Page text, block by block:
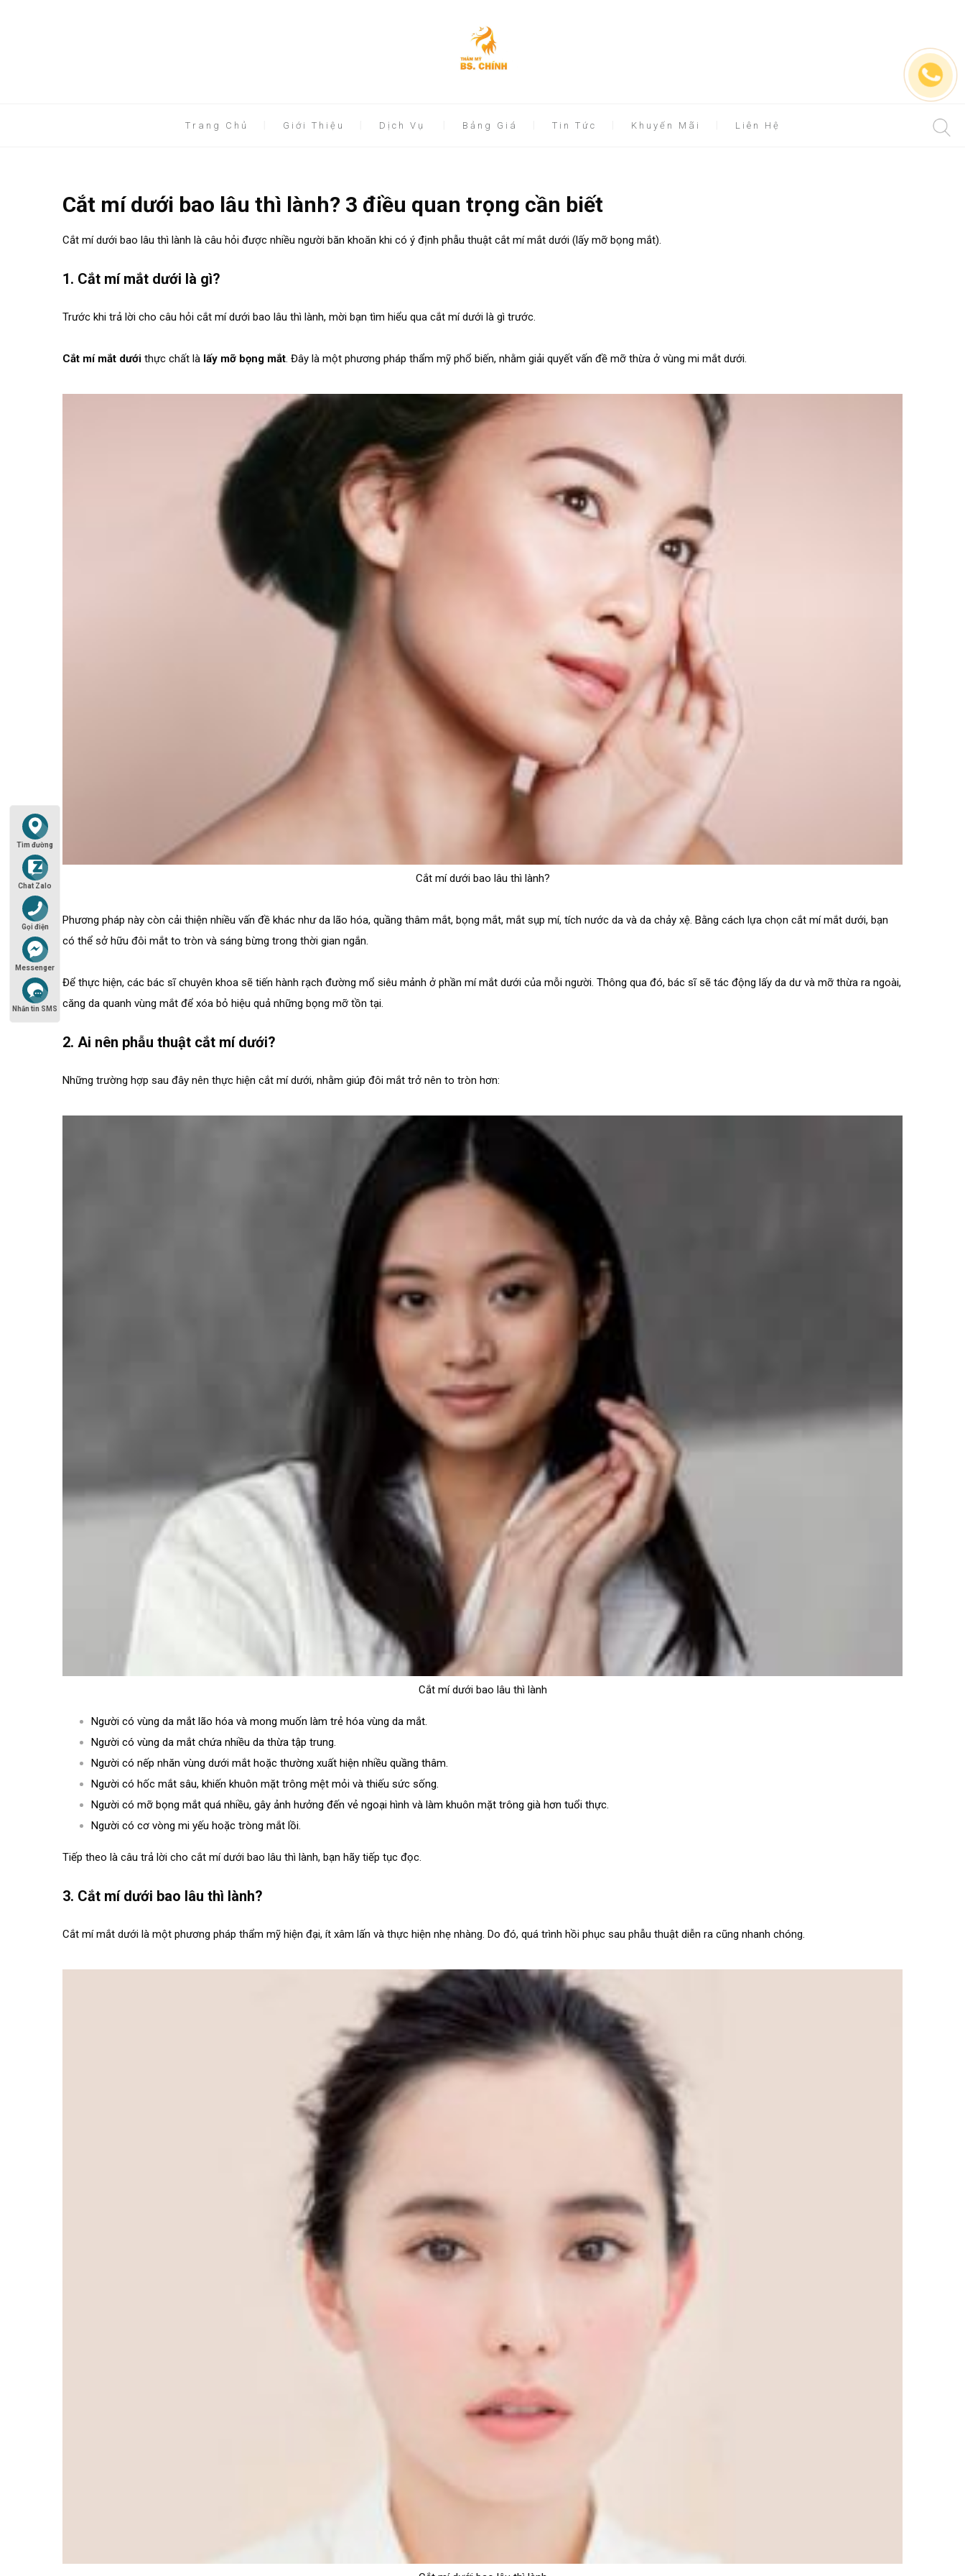
Trang Chủ Giới Thiệu Dịch Vụ Bảng Giá Tin Tức Khuyến Mãi Liên Hệ
Cắt mí dưới bao lâu thì lành? 3 điều quan trọng cần biết
Cắt mí dưới bao lâu thì lành là câu hỏi được nhiều người băn khoăn khi có ý định phẫu thuật cắt mí mắt dưới (lấy mỡ bọng mắt).
1. Cắt mí mắt dưới là gì?
Trước khi trả lời cho câu hỏi cắt mí dưới bao lâu thì lành, mời bạn tìm hiểu qua cắt mí dưới là gì trước.
Cắt mí mắt dưới thực chất là lấy mỡ bọng mắt . Đây là một phương pháp thẩm mỹ phổ biến, nhằm giải quyết vấn đề mỡ thừa ở vùng mi mắt dưới.
Cắt mí dưới bao lâu thì lành?
Phương pháp này còn cải thiện nhiều vấn đề khác như da lão hóa, quầng thâm mắt, bọng mắt, mắt sụp mí, tích nước da và da chảy xệ. Bằng cách lựa chọn cắt mí mắt dưới, bạn
có thể sở hữu đôi mắt to tròn và sáng bừng trong thời gian ngắn.
Để thực hiện, các bác sĩ chuyên khoa sẽ tiến hành rạch đường mổ siêu mảnh ở phần mí mắt dưới của mỗi người. Thông qua đó, bác sĩ sẽ tác động lấy da dư và mỡ thừa ra ngoài,
căng da quanh vùng mắt để xóa bỏ hiệu quả những bọng mỡ tồn tại.
2. Ai nên phẫu thuật cắt mí dưới?
Những trường hợp sau đây nên thực hiện cắt mí dưới, nhằm giúp đôi mắt trở nên to tròn hơn:
Cắt mí dưới bao lâu thì lành
Người có vùng da mắt lão hóa và mong muốn làm trẻ hóa vùng da mắt.
Người có vùng da mắt chứa nhiều da thừa tập trung.
Người có nếp nhăn vùng dưới mắt hoặc thường xuất hiện nhiều quầng thâm.
Người có hốc mắt sâu, khiến khuôn mặt trông mệt mỏi và thiếu sức sống.
Người có mỡ bọng mắt quá nhiều, gây ảnh hưởng đến vẻ ngoại hình và làm khuôn mặt trông già hơn tuổi thực.
Người có cơ vòng mi yếu hoặc tròng mắt lồi.
Tiếp theo là câu trả lời cho cắt mí dưới bao lâu thì lành, bạn hãy tiếp tục đọc.
3. Cắt mí dưới bao lâu thì lành?
Cắt mí mắt dưới là một phương pháp thẩm mỹ hiện đại, ít xâm lấn và thực hiện nhẹ nhàng. Do đó, quá trình hồi phục sau phẫu thuật diễn ra cũng nhanh chóng.
Tìm đường
Chat Zalo
Gọi điện
Messenger
Nhắn tin SMS